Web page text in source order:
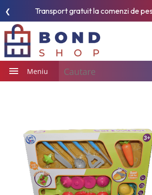
Transport gratuit la comenzi de
❮
Meniu